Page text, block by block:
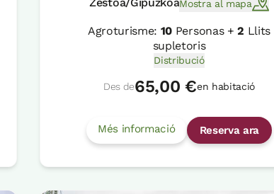
Mostra al mapa
Agroturisme: 10 Personas +2 Llits
supletoris
Distribució
Des de65,00 €en habitació
Més informació Reserva ara